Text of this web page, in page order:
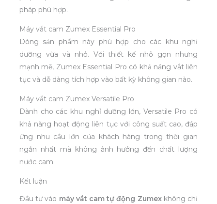
pháp phù hợp.
Máy vắt cam Zumex Essential Pro
Dòng sản phẩm này phù hợp cho các khu nghỉ
dưỡng vừa và nhỏ. Với thiết kế nhỏ gọn nhưng
mạnh mẽ, Zumex Essential Pro có khả năng vắt liên
tục và dễ dàng tích hợp vào bất kỳ không gian nào.
Máy vắt cam Zumex Versatile Pro
Dành cho các khu nghỉ dưỡng lớn, Versatile Pro có
khả năng hoạt động liên tục với công suất cao, đáp
ứng nhu cầu lớn của khách hàng trong thời gian
ngắn nhất mà không ảnh hưởng đến chất lượng
nước cam.
Kết luận
Đầu tư vào máy vắt cam tự động Zumexkhông chỉ